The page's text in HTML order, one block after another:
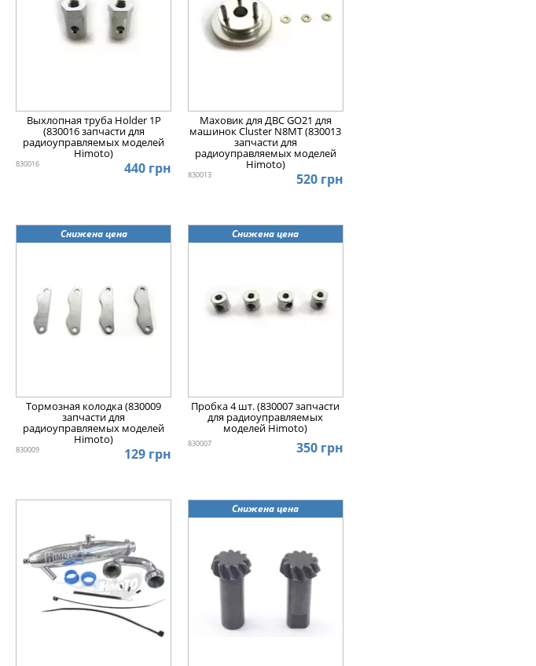
Выхлопная труба Holder 1P
(830016 запчасти для
радиоуправляемых моделей
Himoto)
830016 440 грн
Маховик для ДВС GO21 для
машинок Cluster N8MT (830013
запчасти для
радиоуправляемых моделей
Himoto)
830013 520 грн
Снижена цена
Тормозная колодка (830009
запчасти для
радиоуправляемых моделей
Himoto)
830009 129 грн
Снижена цена
Пробка 4 шт. (830007 запчасти
для радиоуправляемых
моделей Himoto)
830007 350 грн
Снижена цена